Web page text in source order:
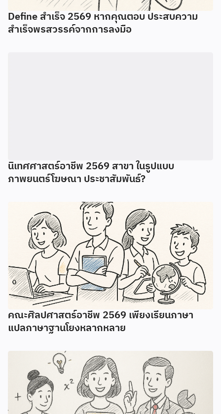
Define สำเร็จ 2569 หากคุณตอบ ประสบความ
สำเร็จพรสวรรค์จากการลงมือ
นิเทศศาสตร์อาชีพ 2569 สาขา ในรูปแบบ
ภาพยนตร์โฆษณา ประชาสัมพันธ์?
คณะศิลปศาสตร์อาชีพ 2569 เพียงเรียนภาษา
แปลภาษาฐานโยงหลากหลาย